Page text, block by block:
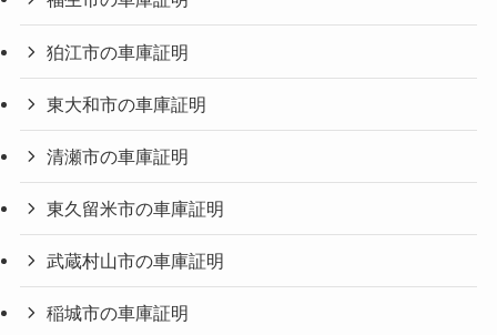
狛江市の車庫証明
東大和市の車庫証明
清瀬市の車庫証明
東久留米市の車庫証明
武蔵村山市の車庫証明
稲城市の車庫証明